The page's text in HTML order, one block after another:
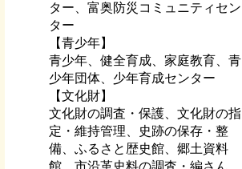
ター、富奥防災コミュニティセン
ター
【青少年】
青少年、健全育成、家庭教育、青
少年団体、少年育成センター
【文化財】
文化財の調査・保護、文化財の指
定・維持管理、史跡の保存・整
備、ふるさと歴史館、郷土資料
館、市沿革史料の調査・編さん